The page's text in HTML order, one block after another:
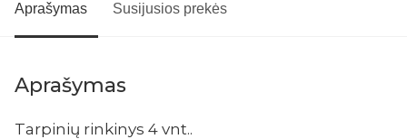
Aprašymas Susijusios prekės
Aprašymas
Tarpinių rinkinys 4 vnt..